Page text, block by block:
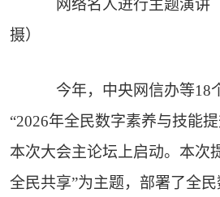
网络名人进行主题演讲
摄）
今年，中央网信办等18
“2026年全民数字素养与技能
本次大会主论坛上启动。本次
全民共享”为主题，部署了全